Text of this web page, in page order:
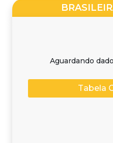
Aguardando
Tabela